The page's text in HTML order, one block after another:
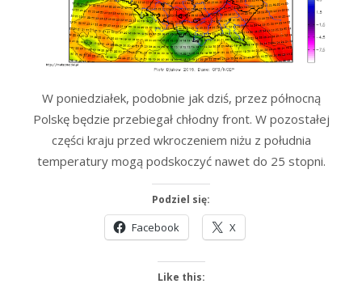
W poniedziałek, podobnie jak dziś, przez północną
Polskę będzie przebiegał chłodny front. W pozostałej
części kraju przed wkroczeniem niżu z południa
temperatury mogą podskoczyć nawet do 25 stopni.
Podziel się:
Facebook X
Like this: